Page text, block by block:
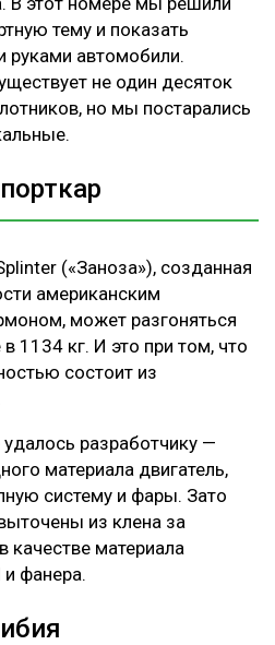
тему и показать
автомобили.
не один десяток
но мы постарались
(«Заноза»), созданная
американским
может разгоняться
1134 кг. И это при том, что
состоит из
разработчику —
материала двигатель,
систему и фары. Зато
из клена за
качестве материала
фанера.